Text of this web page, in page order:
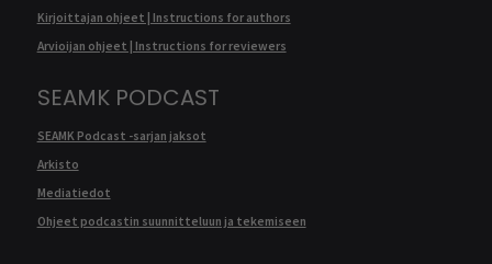
Kirjoittajan ohjeet | Instructions for authors
Arvioijan ohjeet | Instructions for reviewers
SEAMK PODCAST
SEAMK Podcast -sarjan jaksot
Arkisto
Mediatiedot
Ohjeet podcastin suunnitteluun ja tekemiseen